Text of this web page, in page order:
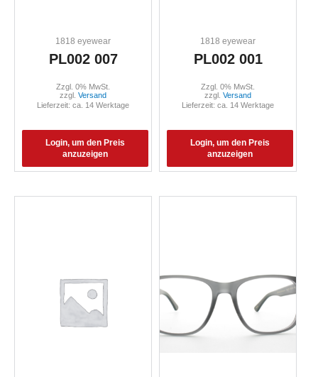
1818 eyewear
PL002 007
Login, um den Preis
anzuzeigen
Zzgl. 0% MwSt.
zzgl. Versand
Lieferzeit: ca. 14 Werktage
1818 eyewear
PL002 001
Login, um den Preis
anzuzeigen
Zzgl. 0% MwSt.
zzgl. Versand
Lieferzeit: ca. 14 Werktage